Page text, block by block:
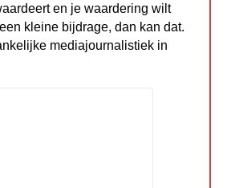
en je waardering wilt
kleine bijdrage, dan kan dat.
mediajournalistiek in